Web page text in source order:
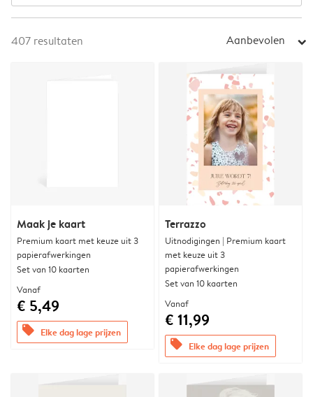
407 resultaten Aanbevolen arrow_right
Maak je kaart
Premium kaart met keuze uit 3
papierafwerkingen
Set van 10 kaarten
Vanaf
€ 5,49
offers Elke dag lage prijzen
Terrazzo
Uitnodigingen | Premium kaart
met keuze uit 3
papierafwerkingen
Set van 10 kaarten
Vanaf
€ 11,99
offers Elke dag lage prijzen